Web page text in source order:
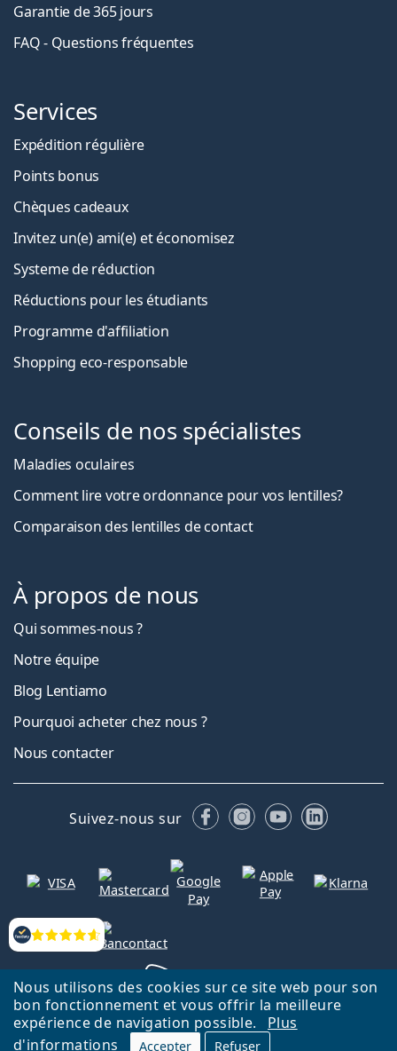
Nous utilisons des cookies sur ce site web pour son
bon fonctionnement et vous offrir la meilleure
expérience de navigation possible.
Plus
d'informations
Accepter Refuser
Évaluation
Garantie de 365 jours
FAQ - Questions fréquentes
Services
Expédition régulière
Points bonus
Chèques cadeaux
Invitez un(e) ami(e) et économisez
Systeme de réduction
Réductions pour les étudiants
Programme d'affiliation
Shopping eco-responsable
Conseils de nos spécialistes
Maladies oculaires
Comment lire votre ordonnance pour vos lentilles?
Comparaison des lentilles de contact
À propos de nous
Qui sommes-nous ?
Notre équipe
Blog Lentiamo
Pourquoi acheter chez nous ?
Nous contacter
Suivez-nous sur FacebookInstagram
YouTubeLinkedIn
Retour à la page d'accueil Haut